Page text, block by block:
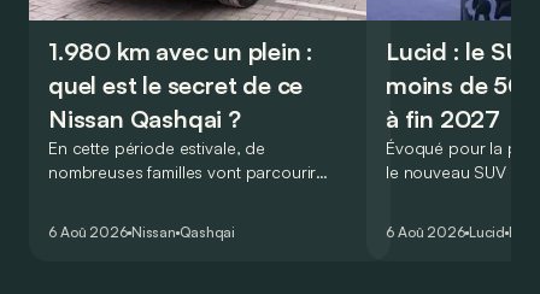
1.980 km avec un plein :
quel est le secret de ce
Nissan Qashqai ?
En cette période estivale, de
nombreuses familles vont parcourir
Qashqai e-Power, il serait possible de
6 Aoû 2026 Nissan Qashqai
Lucid : le
moins de
à fin 2027
Évoqué pour la
le nouveau SUV
l’année 2026.
6 Aoû 2026 Lucid